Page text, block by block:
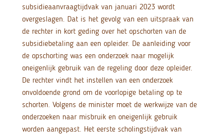
subsidieaanvraagtijdvak van januari 2023 wordt
overgeslagen. Dat is het gevolg van een uitspraak van
de rechter in kort geding over het opschorten van de
subsidiebetaling aan een opleider. De aanleiding voor
de opschorting was een onderzoek naar mogelijk
oneigenlijk gebruik van de regeling door deze opleider.
De rechter vindt het instellen van een onderzoek
onvoldoende grond om de voorlopige betaling op te
schorten. Volgens de minister moet de werkwijze van de
onderzoeken naar misbruik en oneigenlijk gebruik
worden aangepast. Het eerste scholingstijdvak van